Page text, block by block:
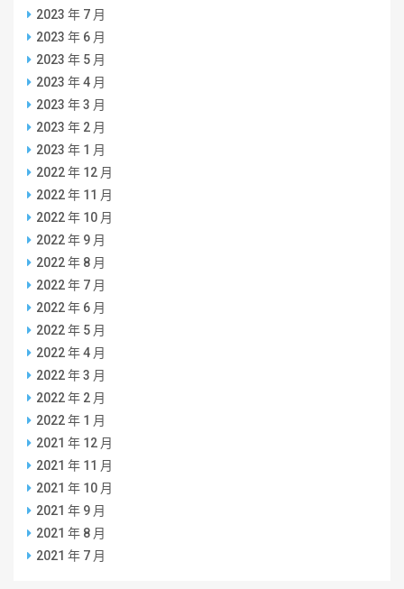
2023 年 7 月
2023 年 6 月
2023 年 5 月
2023 年 4 月
2023 年 3 月
2023 年 2 月
2023 年 1 月
2022 年 12 月
2022 年 11 月
2022 年 10 月
2022 年 9 月
2022 年 8 月
2022 年 7 月
2022 年 6 月
2022 年 5 月
2022 年 4 月
2022 年 3 月
2022 年 2 月
2022 年 1 月
2021 年 12 月
2021 年 11 月
2021 年 10 月
2021 年 9 月
2021 年 8 月
2021 年 7 月